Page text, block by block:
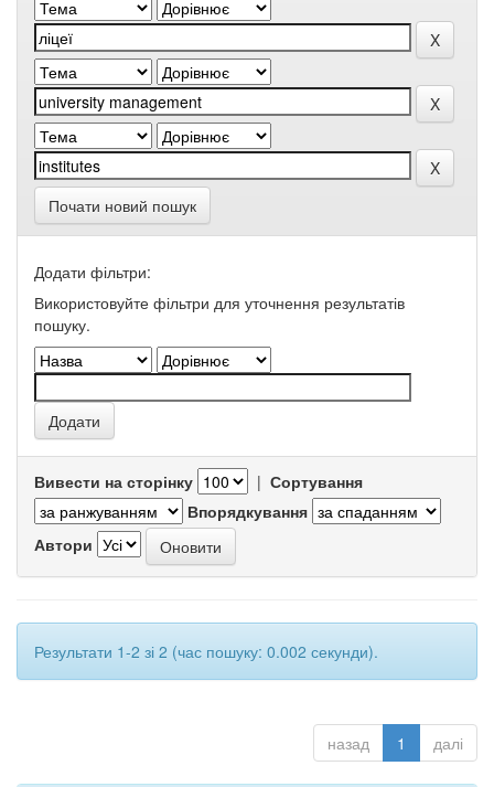
Почати новий пошук
Додати фільтри:
Використовуйте фільтри для уточнення результатів
пошуку.
Вивести на сторінку | Сортування
Впорядкування
Автори
Результати 1-2 зі 2 (час пошуку: 0.002 секунди).
назад 1 далі